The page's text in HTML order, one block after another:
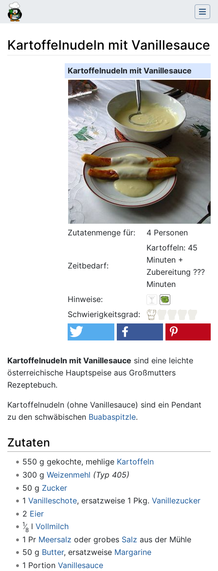
Kartoffelnudeln mit Vanillesauce
Navigation,Suche
Kartoffelnudeln mit Vanillesauce
Zutatenmenge für: 4 Personen
Zeitbedarf:
Kartoffeln: 45
Minuten +
Zubereitung ???
Minuten
Hinweise:
Schwierigkeitsgrad:
Kartoffelnudeln mit Vanillesauce sind eine leichte
österreichische Hauptspeise aus Großmutters
Rezeptebuch.
Kartoffelnudeln (ohne Vanillesauce) sind ein Pendant
zu den schwäbischen Buabaspitzle.
Zutaten
550 g gekochte, mehlige Kartoffeln
300 g Weizenmehl (Typ 405)
50 g Zucker
1 Vanilleschote, ersatzweise 1 Pkg. Vanillezucker
2 Eier
1
8l Vollmilch
1 Pr Meersalz oder grobes Salz aus der Mühle
50 g Butter, ersatzweise Margarine
1 Portion Vanillesauce